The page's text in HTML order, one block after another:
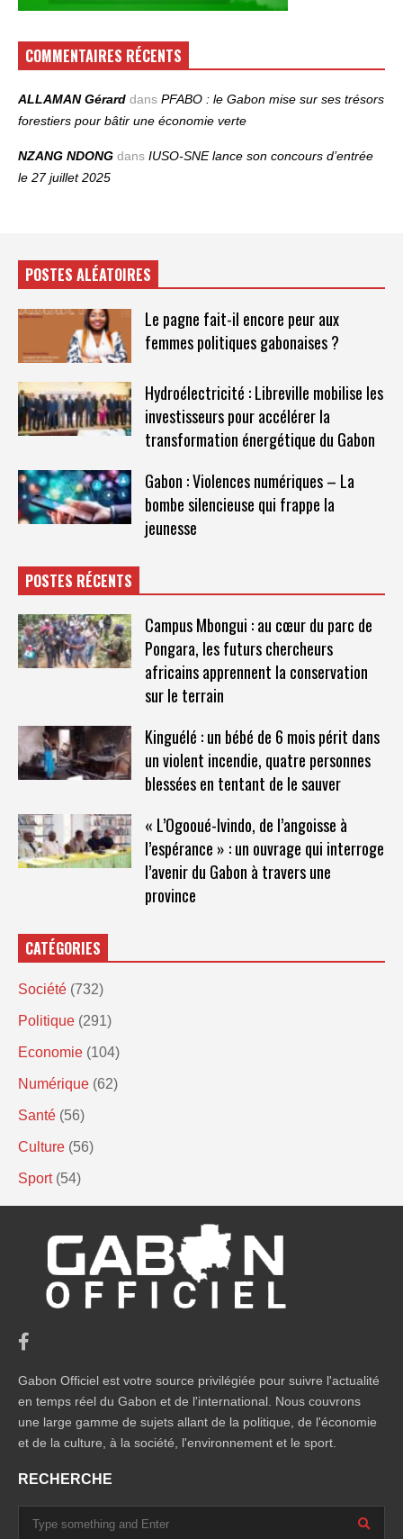
COMMENTAIRES RÉCENTS
ALLAMAN Gérard dans PFABO : le Gabon mise sur ses trésors
forestiers pour bâtir une économie verte
NZANG NDONG dans IUSO‑SNE lance son concours d’entrée
le 27 juillet 2025
POSTES ALÉATOIRES
Le pagne fait-il encore peur aux
femmes politiques gabonaises ?
Hydroélectricité : Libreville mobilise les
investisseurs pour accélérer la
transformation énergétique du Gabon
Gabon : Violences numériques – La
bombe silencieuse qui frappe la
jeunesse
POSTES RÉCENTS
Campus Mbongui : au cœur du parc de
Pongara, les futurs chercheurs
africains apprennent la conservation
sur le terrain
Kinguélé : un bébé de 6 mois périt dans
un violent incendie, quatre personnes
blessées en tentant de le sauver
« L’Ogooué-Ivindo, de l’angoisse à
l’espérance » : un ouvrage qui interroge
l’avenir du Gabon à travers une
province
CATÉGORIES
Société (732)
Politique (291)
Economie (104)
Numérique (62)
Santé (56)
Culture (56)
Sport (54)
Gabon Officiel est votre source privilégiée pour suivre l'actualité
en temps réel du Gabon et de l'international. Nous couvrons
une large gamme de sujets allant de la politique, de l'économie
et de la culture, à la société, l'environnement et le sport.
RECHERCHE